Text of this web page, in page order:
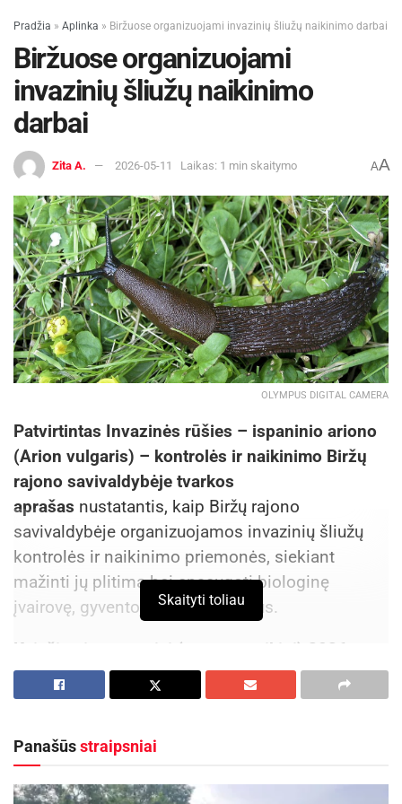
Pradžia » Aplinka » Biržuose organizuojami invazinių šliužų naikinimo darbai
Biržuose organizuojami
invazinių šliužų naikinimo
darbai
Zita A. 2026-05-11 Laikas: 1 min skaitymo AA
OLYMPUS DIGITAL CAMERA
Patvirtintas Invazinės rūšies – ispaninio ariono
(Arion vulgaris) – kontrolės ir naikinimo Biržų
rajono savivaldybėje tvarkos
aprašas nustatantis, kaip Biržų rajono
savivaldybėje organizuojamos invazinių šliužų
kontrolės ir naikinimo priemonės, siekiant
mažinti jų plitimą bei apsaugoti biologinę
įvairovę, gyventojų daržus ir sodus.
Kviečiami gyventojai (esant poreikiui) 2026 m.
gegužės 13–25 d. kreiptis į savo gyvenamosios
teritorijos seniūniją ir teikti nustatytos formos
organizavimo jūsų valdomuose ar
Skaityti toliau
Panašūsstraipsniai